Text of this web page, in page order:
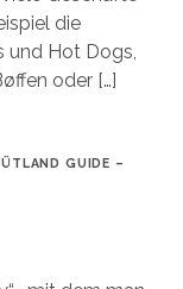
die
und Hot Dogs,
oder […]
GUIDE –